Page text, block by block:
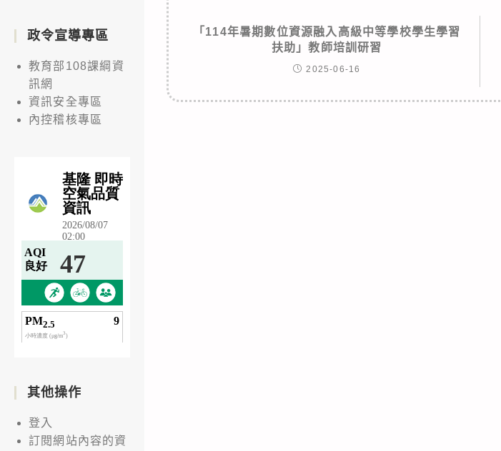
「114年暑期數位資源融入高級中等學校學生學習
扶助」教師培訓研習
2025-06-16
政令宣導專區
教育部108課綱資
訊網
資訊安全專區
內控稽核專區
其他操作
登入
訂閱網站內容的資